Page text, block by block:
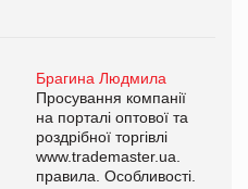
Брагина Людмила
Просування компанії
на порталі оптової та
роздрібної торгівлі
www.trademaster.ua.
правила. Особливості.